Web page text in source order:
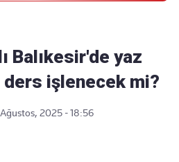
Balıkesir'de yaz
ders işlenecek mi?
Ağustos, 2025 - 18:56